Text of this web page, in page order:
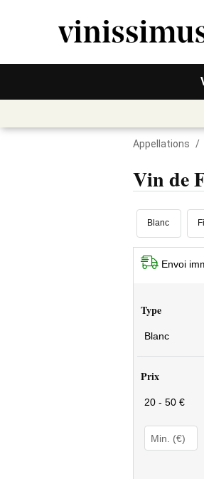
Appellations /
Vin de
Blanc
Envoi
Type
Blanc
Prix
20 - 50 €